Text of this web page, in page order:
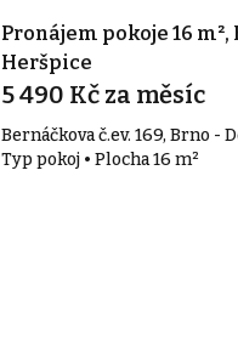
Pronájem pokoje 16
Heršpice
5 490 Kč za měsíc
Bernáčkova č.ev. 169, Brno -
Typ pokoj • Plocha 16 m²